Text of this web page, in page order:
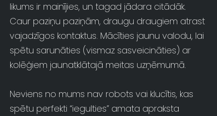
likums ir mainījies, un tagad jādara citādāk.
Caur paziņu paziņām, draugu draugiem atrast
vajadzīgos kontaktus. Mācīties jaunu valodu, lai
spētu sarunāties (vismaz sasveicināties) ar
kolēģiem jaunatklātajā meitas uzņēmumā.
Neviens no mums nav robots vai klucītis, kas
spētu perfekti “iegulties” amata apraksta